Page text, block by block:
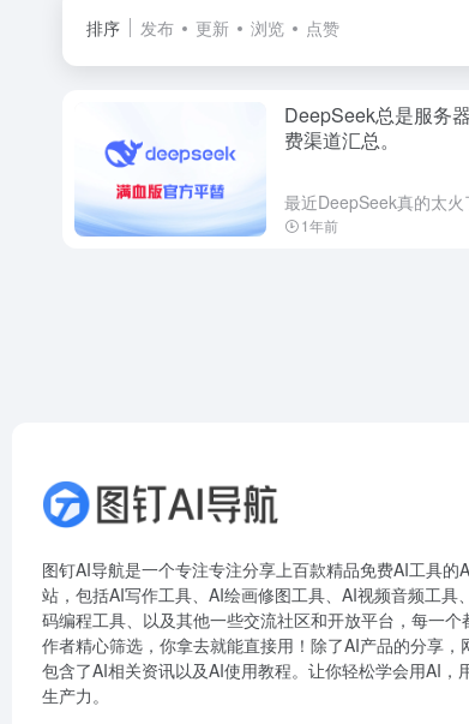
排序 发布 更新 浏览 点赞
DeepSeek总是服务
费渠道汇总。
1年前
图钉AI导航是一个专注专注分享上百款精品免费AI工具的
站，包括AI写作工具、AI绘画修图工具、AI视频音频工具
码编程工具、以及其他一些交流社区和开放平台，每一个
作者精心筛选，你拿去就能直接用！除了AI产品的分享，
包含了AI相关资讯以及AI使用教程。让你轻松学会用AI，
生产力。